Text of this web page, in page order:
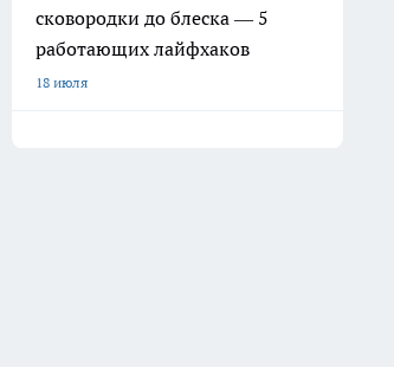
сковородки до блеска — 5
работающих лайфхаков
18 июля